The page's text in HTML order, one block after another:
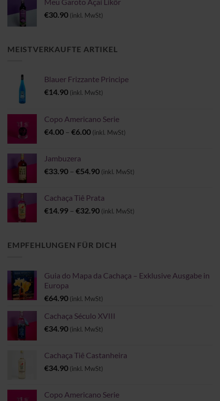
€30.90 (inkl. MwSt)
MEISTVERKAUFTE ARTIKEL
Blauer Frizzante Principe
€14.90 (inkl. MwSt)
Copo Americano Serie
€4.00 – €6.00Preisspanne:
(inkl. MwSt)
Jambuzera
€33.90 – €54.90Preisspanne:
€54.90
(inkl. MwSt)
Cachaça Tiê Prata
€14.99 – €32.90Preisspanne:
€32.90
(inkl. MwSt)
EMPFEHLUNGEN FÜR DICH
Guia do Mapa da Cachaça – Exklusive Ausgabe in
Europa
€64.90 (inkl. MwSt)
Cachaça Século XVIII
€34.90 (inkl. MwSt)
Cachaça Tiê Castanheira
€34.90 (inkl. MwSt)
Copo Americano Serie